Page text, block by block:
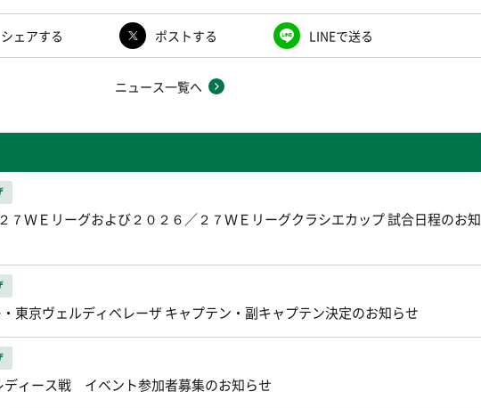
シェアする ポストする LINEで送る
ニュース一覧へ
７ＷＥリーグおよび２０２６／２７ＷＥリーグクラシエカップ 試合日程のお知
東京ヴェルディベレーザ キャプテン・副キャプテン決定のお知らせ
ディース戦 イベント参加者募集のお知らせ